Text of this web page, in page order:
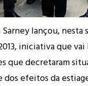
lançou, nesta
iniciativa que
que decretaram
efeitos da